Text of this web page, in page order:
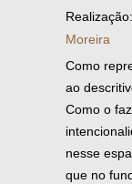
Realização:
Moreira
Como
ao
Como o
nesse
que no